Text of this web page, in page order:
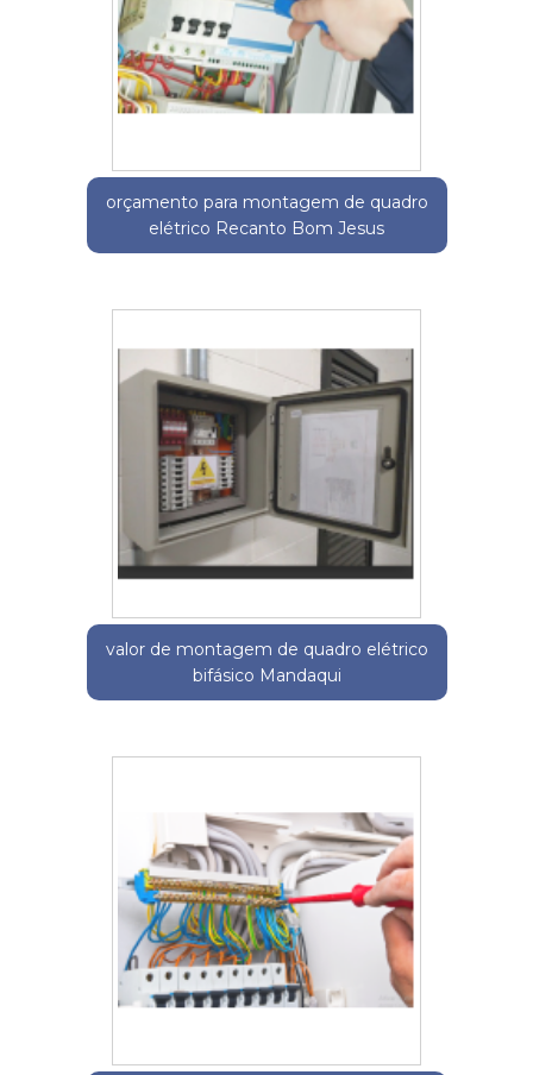
orçamento para montagem de quadro
elétrico Recanto Bom Jesus
valor de montagem de quadro elétrico
bifásico Mandaqui